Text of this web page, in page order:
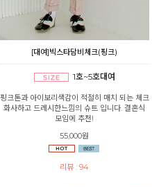
[대여]빅스타담비체크(핑크)
1호~5호대여
핑크톤과 아이보리색감이 적절히 매치 되는 체크
화사하고 드레시한느낌의 슈트 입니다. 결혼식
모임에 추천!
55,000원
리뷰 : 94